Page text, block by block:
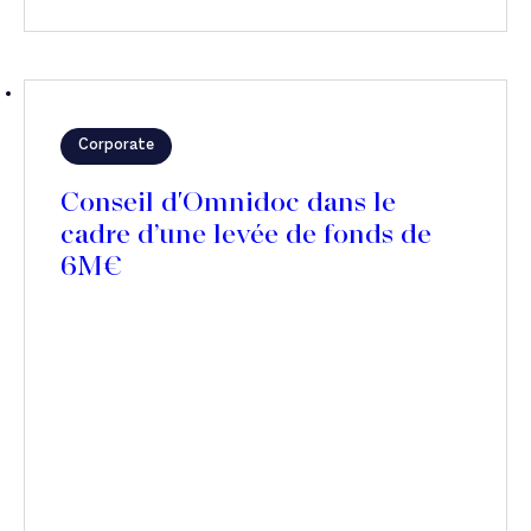
Corporate
Conseil d'Omnidoc dans le
cadre d’une levée de fonds de
6M€